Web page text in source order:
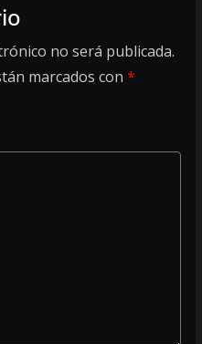
no será publicada.
marcados con *